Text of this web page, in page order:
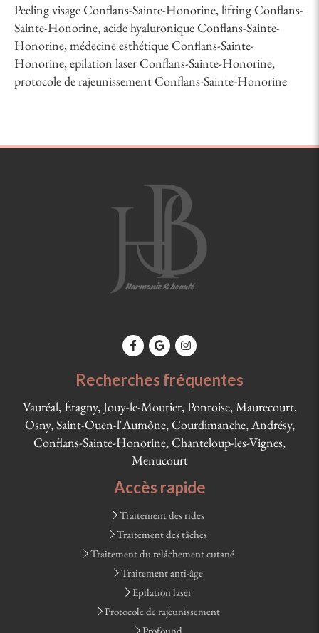
Peeling visage Conflans-Sainte-Honorine, lifting Conflans-
Sainte-Honorine, acide hyaluronique Conflans-Sainte-
Honorine, médecine esthétique Conflans-Sainte-
Honorine, epilation laser Conflans-Sainte-Honorine,
protocole de rajeunissement Conflans-Sainte-Honorine
Recherches fréquentes
Vauréal, Éragny, Jouy-le-Moutier, Pontoise, Maurecourt,
Osny, Saint-Ouen-l'Aumône, Courdimanche, Andrésy,
Conflans-Sainte-Honorine, Chanteloup-les-Vignes,
Menucourt
Accès rapide
Traitement des rides
Traitement des tâches
Traitement du relâchement cutané
Traitement anti-âge
Epilation laser
Protocole de rajeunissement
Profound